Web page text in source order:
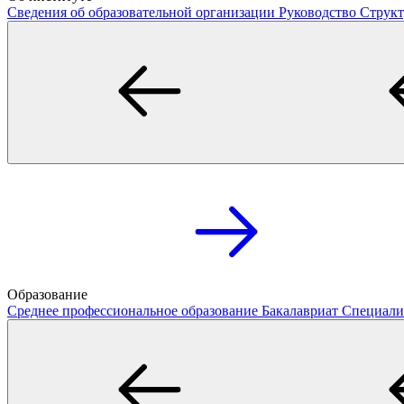
Сведения об образовательной организации Руководство
Образование
Среднее профессиональное образование Бакалавриат